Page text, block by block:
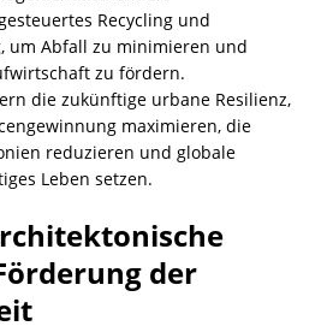
Recycling und
um Abfall zu minimieren und
zu fördern.
die zukünftige urbane Resilienz,
maximieren, die
reduzieren und globale
Leben setzen.
der